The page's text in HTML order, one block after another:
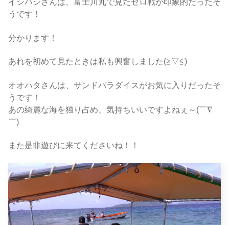
イシバシさんは、富士川丸で見たゼロ戦が印象的だったそ
うです！
分かります！
あれを初めて見たときは私も興奮しました(≧▽≦)
オオハタさんは、サンドパラダイスがお気に入りだったそ
うです！
あの綺麗な海を独り占め、気持ちいいですよねぇ～(￣∇
￣)
また是非遊びに来てくださいね！！